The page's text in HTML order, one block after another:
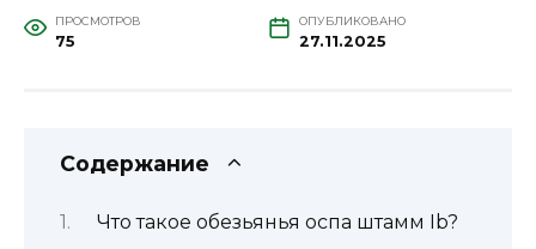
ПРОСМОТРОВ
75
ОПУБЛИКОВАНО
27.11.2025
Содержание
Что такое обезьянья оспа штамм Ib?